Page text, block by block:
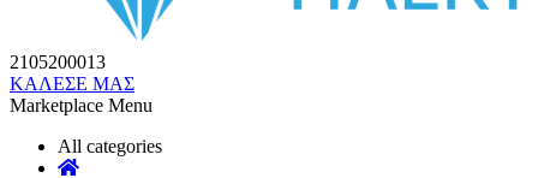
2105200013
ΚΑΛΕΣΕ ΜΑΣ
Marketplace Menu
All categories